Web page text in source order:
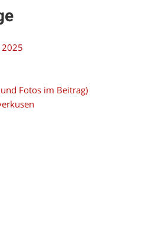
2025
Fotos im Beitrag)